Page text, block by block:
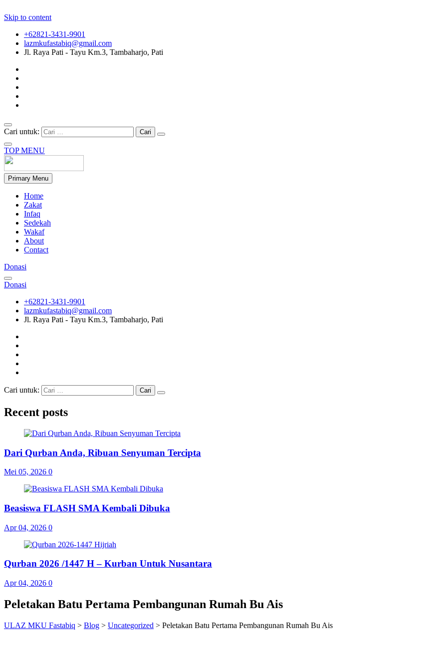
Skip to content
+62821-3431-9901
lazmkufastabiq@gmail.com
Jl. Raya Pati - Tayu Km.3, Tambaharjo, Pati
Cari untuk:
TOP MENU
Primary Menu
Home
Zakat
Infaq
Sedekah
Wakaf
About
Contact
Donasi
Donasi
+62821-3431-9901
lazmkufastabiq@gmail.com
Jl. Raya Pati - Tayu Km.3, Tambaharjo, Pati
Cari untuk:
Recent posts
Dari Qurban Anda, Ribuan Senyuman Tercipta
Mei 05, 2026 0
Beasiswa FLASH SMA Kembali Dibuka
Apr 04, 2026 0
Qurban 2026 /1447 H – Kurban Untuk Nusantara
Apr 04, 2026 0
Peletakan Batu Pertama Pembangunan Rumah Bu Ais
ULAZ MKU Fastabiq > Blog > Uncategorized > Peletakan Batu Pertama Pembangunan Rumah Bu Ais